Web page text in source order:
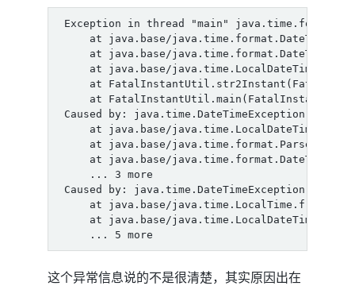
这个异常信息说的不是很清楚，其实原因出在